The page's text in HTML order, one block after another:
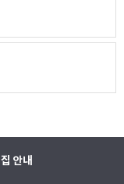
안내